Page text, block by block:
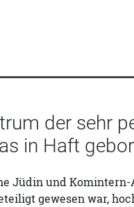
der sehr
in Haft
Jüdin und
gewesen war,